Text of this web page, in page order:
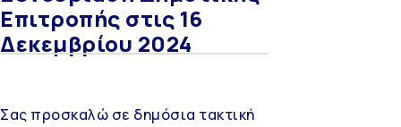
Επιτροπής στις 16
Δεκεμβρίου 2024
Σας προσκαλώ σε δημόσια τακτική